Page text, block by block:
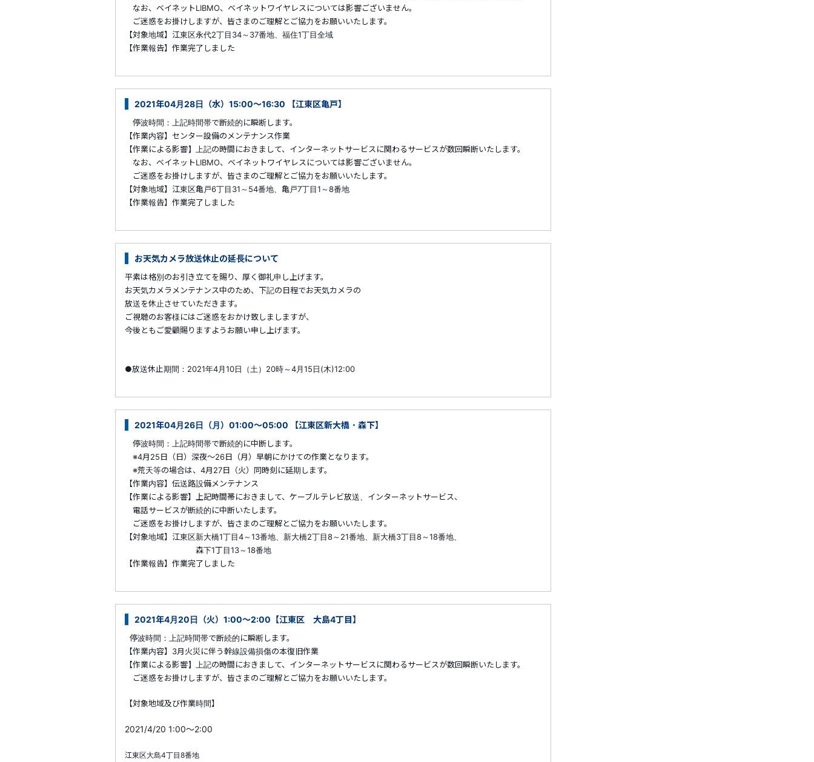
なお、ベイネットLIBMO、ベイネットワイヤレスについては影響ございません。
ご迷惑をお掛けしますが、皆さまのご理解とご協力をお願いいたします。
【対象地域】江東区永代2丁目34～37番地、福住1丁目全域
【作業報告】作業完了しました
2021年04月28日（水）15:00～16:30 【江東区亀戸】
停波時間：上記時間帯で断続的に瞬断します。
【作業内容】センター設備のメンテナンス作業
【作業による影響】上記の時間におきまして、インターネットサービスに関わるサービスが数回瞬断いたします。
なお、ベイネットLIBMO、ベイネットワイヤレスについては影響ございません。
ご迷惑をお掛けしますが、皆さまのご理解とご協力をお願いいたします。
【対象地域】江東区亀戸6丁目31～54番地、亀戸7丁目1～8番地
【作業報告】作業完了しました
お天気カメラ放送休止の延長について
平素は格別のお引き立てを賜り、厚く御礼申し上げます。
お天気カメラメンテナンス中のため、下記の日程でお天気カメラの
放送を休止させていただきます。
ご視聴のお客様にはご迷惑をおかけ致しましますが、
今後ともご愛顧賜りますようお願い申し上げます。
●放送休止期間：2021年4月10日（土）20時～4月15日(木)12:00
2021年04月26日（月）01:00～05:00 【江東区新大橋・森下】
停波時間：上記時間帯で断続的に中断します。
※4月25日（日）深夜～26日（月）早朝にかけての作業となります。
※荒天等の場合は、4月27日（火）同時刻に延期します。
【作業内容】伝送路設備メンテナンス
【作業による影響】上記時間帯におきまして、ケーブルテレビ放送、インターネットサービス、
電話サービスが断続的に中断いたします。
ご迷惑をお掛けしますが、皆さまのご理解とご協力をお願いいたします。
【対象地域】江東区新大橋1丁目4～13番地、新大橋2丁目8～21番地、新大橋3丁目8～18番地、
森下1丁目13～18番地
【作業報告】作業完了しました
2021年4月20日（火）1:00～2:00【江東区 大島4丁目】
停波時間：上記時間帯で断続的に瞬断します。
【作業内容】3月火災に伴う幹線設備損傷の本復旧作業
【作業による影響】上記の時間におきまして、インターネットサービスに関わるサービスが数回瞬断いたします。
ご迷惑をお掛けしますが、皆さまのご理解とご協力をお願いいたします。
【対象地域及び作業時間】
2021/4/20 1:00～2:00
江東区大島4丁目8番地